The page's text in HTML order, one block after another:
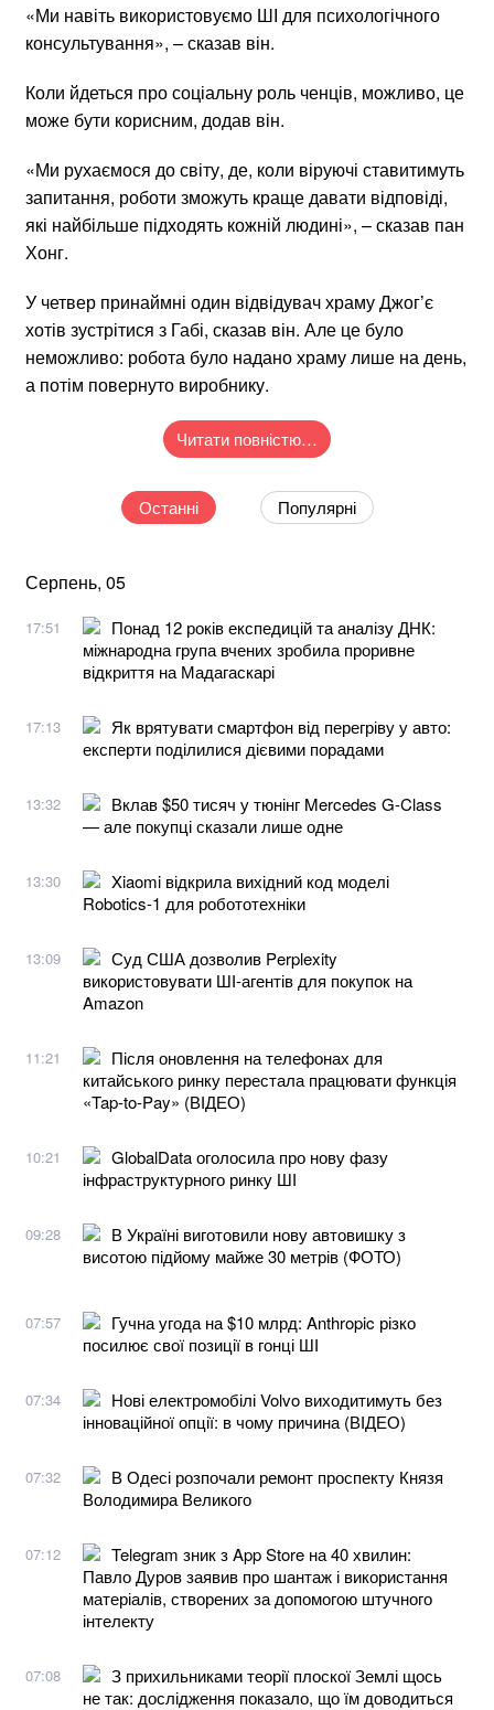
«Ми навіть використовуємо ШІ для психологічного
консультування», – сказав він.
Коли йдеться про соціальну роль ченців, можливо, це
може бути корисним, додав він.
«Ми рухаємося до світу, де, коли віруючі ставитимуть
запитання, роботи зможуть краще давати відповіді,
які найбільше підходять кожній людині», – сказав пан
Хонг.
У четвер принаймні один відвідувач храму Джог’є
хотів зустрітися з Габі, сказав він. Але це було
неможливо: робота було надано храму лише на день,
а потім повернуто виробнику.
Читати повністю…
Останні Популярні
Серпень, 05
17:51
Понад 12 років експедицій та аналізу ДНК:
міжнародна група вчених зробила проривне
відкриття на Мадагаскарі
17:13
Як врятувати смартфон від перегріву у авто:
експерти поділилися дієвими порадами
13:32
Вклав $50 тисяч у тюнінг Mercedes G-Class
— але покупці сказали лише одне
13:30
Xiaomi відкрила вихідний код моделі
Robotics-1 для робототехніки
13:09
Суд США дозволив Perplexity
використовувати ШІ-агентів для покупок на
Amazon
11:21
Після оновлення на телефонах для
китайського ринку перестала працювати функція
«Tap-to-Pay» (ВІДЕО)
10:21
GlobalData оголосила про нову фазу
інфраструктурного ринку ШІ
09:28
В Україні виготовили нову автовишку з
висотою підйому майже 30 метрів (ФОТО)
07:57
Гучна угода на $10 млрд: Anthropic різко
посилює свої позиції в гонці ШІ
07:34
Нові електромобілі Volvo виходитимуть без
інноваційної опції: в чому причина (ВІДЕО)
07:32
В Одесі розпочали ремонт проспекту Князя
Володимира Великого
07:12
Telegram зник з App Store на 40 хвилин:
Павло Дуров заявив про шантаж і використання
матеріалів, створених за допомогою штучного
інтелекту
07:08
З прихильниками теорії плоскої Землі щось
не так: дослідження показало, що їм доводиться